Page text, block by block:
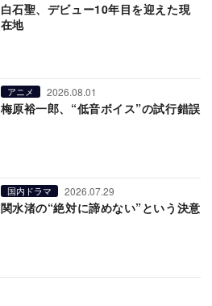
白石聖、デビュー10年目を迎えた現
在地
アニメ 2026.08.01
梅原裕一郎、“低音ボイス”の試行錯誤
国内ドラマ 2026.07.29
関水渚の“絶対に諦めない”という決意